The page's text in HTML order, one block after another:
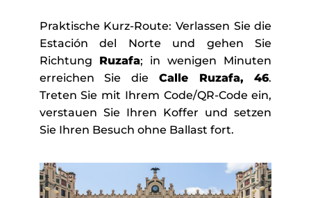
Praktische Kurz-Route: Verlassen Sie die
Estación del Norte und gehen Sie
Richtung Ruzafa; in wenigen Minuten
erreichen Sie die Calle Ruzafa, 46.
Treten Sie mit Ihrem Code/QR-Code ein,
verstauen Sie Ihren Koffer und setzen
Sie Ihren Besuch ohne Ballast fort.